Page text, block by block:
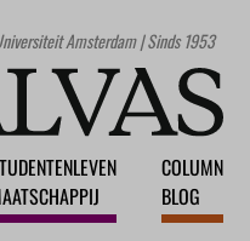
Amsterdam | Sinds 1953
COLUMN
BLOG